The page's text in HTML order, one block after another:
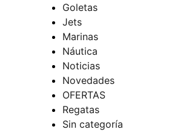
Goletas
Jets
Marinas
Náutica
Noticias
Novedades
OFERTAS
Regatas
Sin categoría